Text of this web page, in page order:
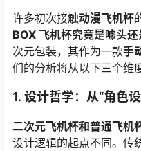
许多初次接触动漫飞机杯
BOX 飞机杯究竟是噱头还
次元包装，其作为一款手
们的分析将从以下三个维
1. 设计哲学：从“角色
二次元飞机杯和普通飞机
设计逻辑的起点不同。传